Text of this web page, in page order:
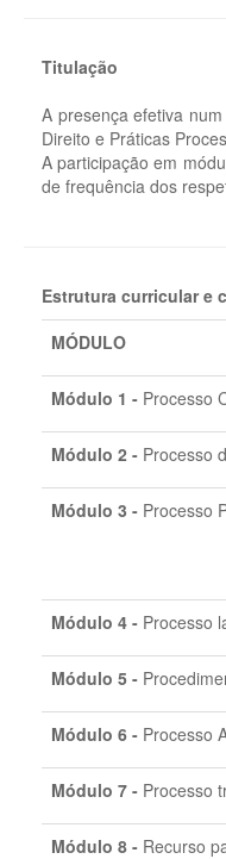
Titulação
A presença efetiva
Direito e Práticas
A participação em
de frequência dos
Estrutura curricular e
MÓDULO
Módulo 1 - Processo
Módulo 2 - Processo
Módulo 3 - Processo
Módulo 4 - Processo
Módulo 5 -
Módulo 6 - Processo
Módulo 7 - Processo
Módulo 8 - Recurso